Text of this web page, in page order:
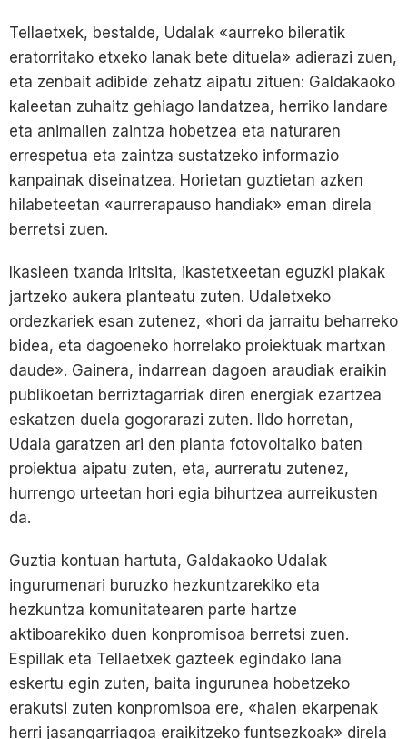
Tellaetxek, bestalde, Udalak «aurreko bileratik
eratorritako etxeko lanak bete dituela» adierazi zuen,
eta zenbait adibide zehatz aipatu zituen: Galdakaoko
kaleetan zuhaitz gehiago landatzea, herriko landare
eta animalien zaintza hobetzea eta naturaren
errespetua eta zaintza sustatzeko informazio
kanpainak diseinatzea. Horietan guztietan azken
hilabeteetan «aurrerapauso handiak» eman direla
berretsi zuen.
Ikasleen txanda iritsita, ikastetxeetan eguzki plakak
jartzeko aukera planteatu zuten. Udaletxeko
ordezkariek esan zutenez, «hori da jarraitu beharreko
bidea, eta dagoeneko horrelako proiektuak martxan
daude». Gainera, indarrean dagoen araudiak eraikin
publikoetan berriztagarriak diren energiak ezartzea
eskatzen duela gogorarazi zuten. Ildo horretan,
Udala garatzen ari den planta fotovoltaiko baten
proiektua aipatu zuten, eta, aurreratu zutenez,
hurrengo urteetan hori egia bihurtzea aurreikusten
da.
Guztia kontuan hartuta, Galdakaoko Udalak
ingurumenari buruzko hezkuntzarekiko eta
hezkuntza komunitatearen parte hartze
aktiboarekiko duen konpromisoa berretsi zuen.
Espillak eta Tellaetxek gazteek egindako lana
eskertu egin zuten, baita ingurunea hobetzeko
erakutsi zuten konpromisoa ere, «haien ekarpenak
herri jasangarriagoa eraikitzeko funtsezkoak» direla